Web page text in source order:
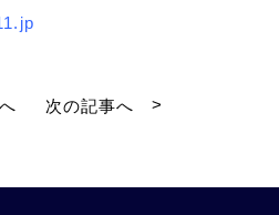
次の記事へ >